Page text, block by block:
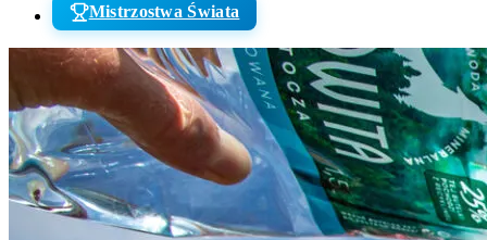
Mistrzostwa Świata